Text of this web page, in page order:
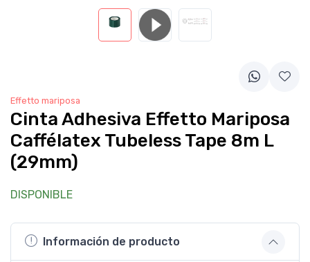
Effetto mariposa
Cinta Adhesiva Effetto Mariposa
Caffélatex Tubeless Tape 8m L
(29mm)
DISPONIBLE
Información de producto